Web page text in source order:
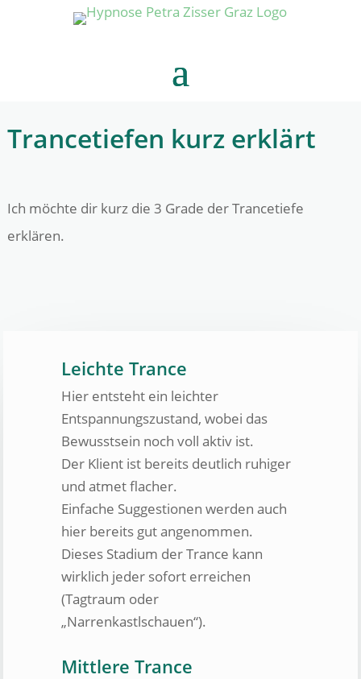
Trancetiefen kurz erklärt
Ich möchte dir kurz die 3 Grade der Trancetiefe
erklären.
Leichte Trance
Hier entsteht ein leichter
Entspannungszustand, wobei das
Bewusstsein noch voll aktiv ist.
Der Klient ist bereits deutlich ruhiger
und atmet flacher.
Einfache Suggestionen werden auch
hier bereits gut angenommen.
Dieses Stadium der Trance kann
wirklich jeder sofort erreichen
(Tagtraum oder
„Narrenkastlschauen“).
Mittlere Trance